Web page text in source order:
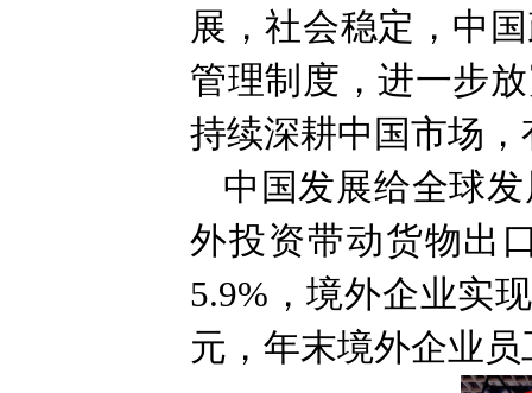
展，社会稳定，中
管理制度，进一步
持续深耕中国市场
中国发展给全球
外投资带动货物出
5.9%，境外企业实
元，年末境外企业